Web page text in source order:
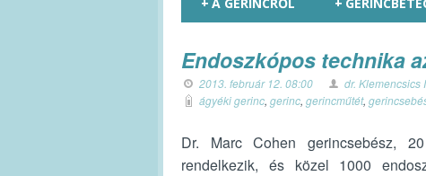
Endoszkópos technika
2013. február 12. 08:00 dr. Klemencsics
ágyéki gerinc, gerinc, gerincműtét,
Dr. Marc Cohen gerincsebész,
rendelkezik, és közel 1000